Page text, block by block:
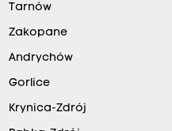
Tarnów
Zakopane
Andrychów
Gorlice
Krynica-Zdrój